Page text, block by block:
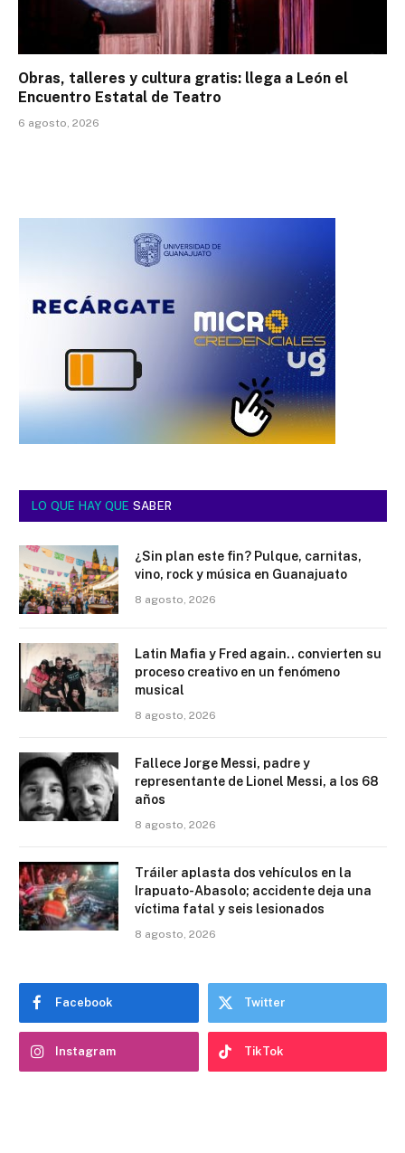
Obras, talleres y cultura gratis: llega a León el
Encuentro Estatal de Teatro
6 agosto, 2026
LO QUE HAY QUE SABER
¿Sin plan este fin? Pulque, carnitas,
vino, rock y música en Guanajuato
8 agosto, 2026
Latin Mafia y Fred again.. convierten su
proceso creativo en un fenómeno
musical
8 agosto, 2026
Fallece Jorge Messi, padre y
representante de Lionel Messi, a los 68
años
8 agosto, 2026
Tráiler aplasta dos vehículos en la
Irapuato-Abasolo; accidente deja una
víctima fatal y seis lesionados
8 agosto, 2026
Facebook Twitter
Instagram TikTok